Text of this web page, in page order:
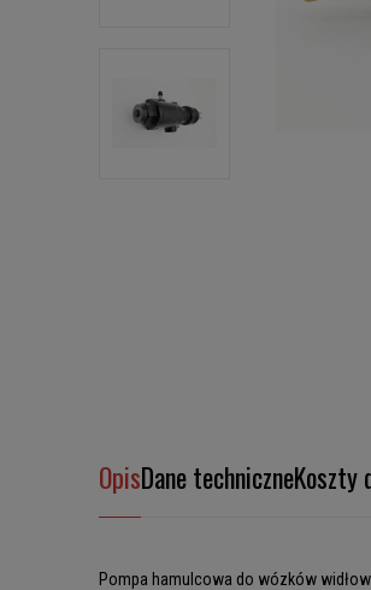
OpisDane techniczneKoszty
Pompa hamulcowa do wózków